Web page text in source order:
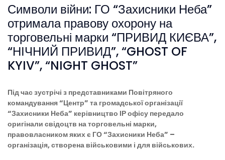
Символи війни: ГО “Захисники Неба”
отримала правову охорону на
торговельні марки “ПРИВИД КИЄВА”,
“НІЧНИЙ ПРИВИД”, “GHOST OF
KYIV”, “NIGHT GHOST”
Під час зустрічі з представниками Повітряного
командування “Центр” та громадської організації
“Захисники Неба” керівництво ІР офісу передало
оригінали свідоцтв на торговельні марки,
правовласником яких є ГО “Захисники Неба” –
організація, створена військовими і для військових.